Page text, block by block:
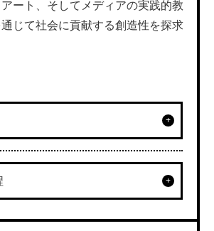
ート、そしてメディアの実践的教
じて社会に貢献する創造性を探求